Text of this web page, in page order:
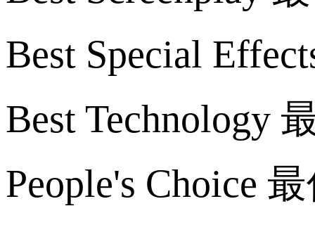
Best Special
Best Technology
People's Choice